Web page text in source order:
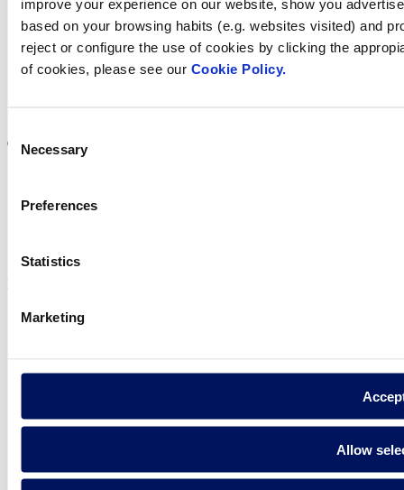
improve your experience on our website, show you
based on your browsing habits (e.g. websites visited) and
reject or configure the use of cookies by clicking the
of cookies, please see our Cookie Policy.
Selection
Necessary
Preferences
Statistics
Marketing
Allow
al seu país
Política de cookies
Fluidra S.A. 2025